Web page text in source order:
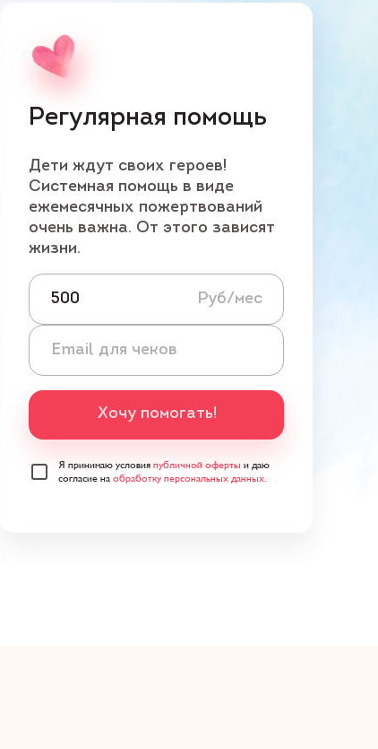
Регулярная помощь
Дети ждут своих героев!
Системная помощь в виде
ежемесячных пожертвований
очень важна. От этого зависят
жизни.
Руб/мес
Email для
Хочу помогать!
Я принимаю условия публичной оферты и даю
согласие на обработку персональных данных.